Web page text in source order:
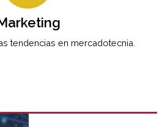
tendencias en mercadotecnia.